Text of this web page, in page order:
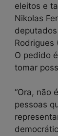
eleitos e
Nikolas
Rodrigues
O pedido
tomar
“Ora, não
pessoas